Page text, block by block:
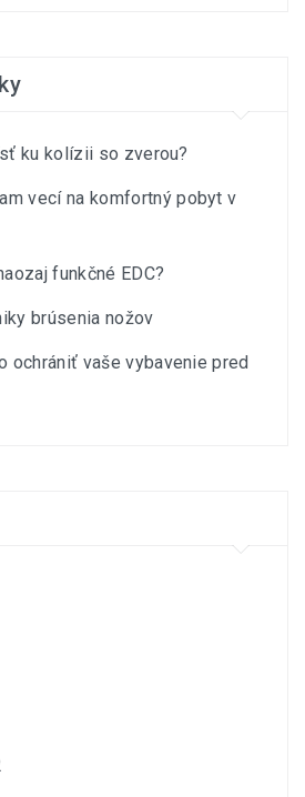
ku kolízii so zverou?
vecí na komfortný pobyt v
funkčné EDC?
brúsenia nožov
ochrániť vaše vybavenie pred